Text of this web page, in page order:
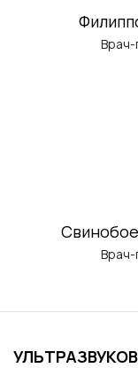
Врач-
Врач-